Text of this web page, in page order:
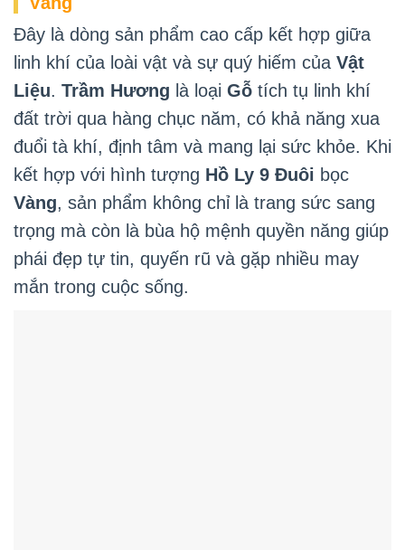
Đây là dòng sản phẩm cao cấp kết hợp giữa
linh khí của loài vật và sự quý hiếm của Vật
Liệu. Trầm Hương là loại Gỗ tích tụ linh khí
đất trời qua hàng chục năm, có khả năng xua
đuổi tà khí, định tâm và mang lại sức khỏe. Khi
kết hợp với hình tượng Hồ Ly 9 Đuôi bọc
Vàng, sản phẩm không chỉ là trang sức sang
trọng mà còn là bùa hộ mệnh quyền năng giúp
phái đẹp tự tin, quyến rũ và gặp nhiều may
mắn trong cuộc sống.